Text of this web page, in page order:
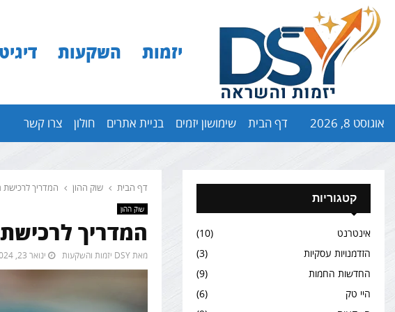
יזמות השקעות
אוגוסט 8, 2026 דף הבית שימושון יזמים בניית אתרים חולון צרו קשר
דף הבית שוק ההון המדריך לרכישת
שוק ההון
המדריך לרכישת
מאתDSY יזמות והשקעות ינואר 23, 2024
קטגוריות
אינטרנט
(10)
הזדמנויות עסקיות
(3)
החדשות החמות
(9)
היי טק
(6)